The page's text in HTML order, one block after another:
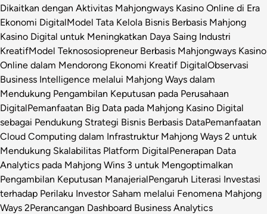
Dikaitkan dengan Aktivitas Mahjongways Kasino Online di Era
Ekonomi DigitalModel Tata Kelola Bisnis Berbasis Mahjong
Kasino Digital untuk Meningkatkan Daya Saing Industri
KreatifModel Teknososiopreneur Berbasis Mahjongways Kasino
Online dalam Mendorong Ekonomi Kreatif DigitalObservasi
Business Intelligence melalui Mahjong Ways dalam
Mendukung Pengambilan Keputusan pada Perusahaan
DigitalPemanfaatan Big Data pada Mahjong Kasino Digital
sebagai Pendukung Strategi Bisnis Berbasis DataPemanfaatan
Cloud Computing dalam Infrastruktur Mahjong Ways 2 untuk
Mendukung Skalabilitas Platform DigitalPenerapan Data
Analytics pada Mahjong Wins 3 untuk Mengoptimalkan
Pengambilan Keputusan ManajerialPengaruh Literasi Investasi
terhadap Perilaku Investor Saham melalui Fenomena Mahjong
Ways 2Perancangan Dashboard Business Analytics